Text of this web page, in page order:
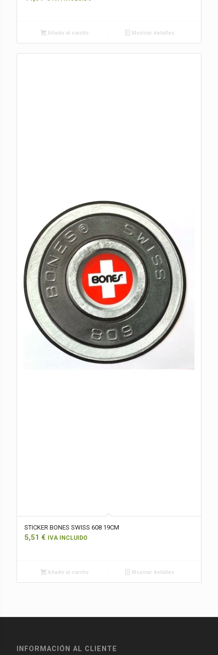
Añadir al carrito Mostrar detalles
STICKER BONES SWISS 608 19CM
5,51 € IVA INCLUIDO
Añadir al carrito Mostrar detalles
INFORMACIÓN AL CLIENTE